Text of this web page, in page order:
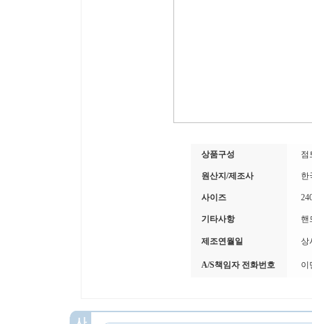
상품구성 점
원산지/제조사 한
사이즈
기타사항 핸
제조연월일 상
A/S책임자 전화번호 이